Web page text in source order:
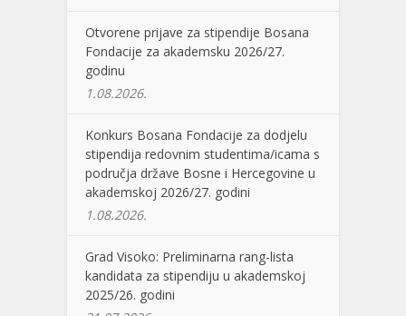
Otvorene prijave za stipendije Bosana
Fondacije za akademsku 2026/27.
godinu
1.08.2026.
Konkurs Bosana Fondacije za dodjelu
stipendija redovnim studentima/icama s
područja države Bosne i Hercegovine u
akademskoj 2026/27. godini
1.08.2026.
Grad Visoko: Preliminarna rang-lista
kandidata za stipendiju u akademskoj
2025/26. godini